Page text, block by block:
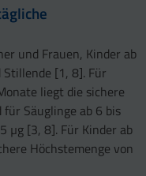
und Frauen, Kinder ab
[1, 8]. Für
liegt die sichere
Säuglinge ab 6 bis
µg [3, 8]. Für Kinder ab
Höchstemenge von